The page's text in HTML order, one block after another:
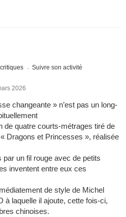
Suivre son activité
2026
changeante » n’est pas un long-
de quatre courts-métrages tiré de
Dragons et Princesses », réalisée
un fil rouge avec de petits
inventent entre eux ces
de style de Michel
à laquelle il ajoute, cette fois-ci,
chinoises.